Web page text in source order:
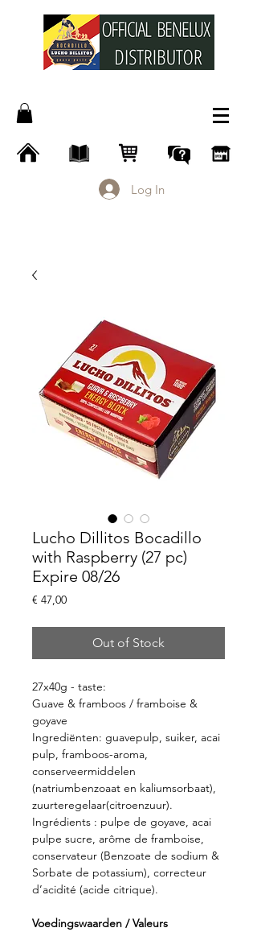
Log In
Lucho Dillitos Bocadillo
with Raspberry (27 pc)
Expire 08/26
€ 47,00Price
Out of Stock
27x40g - taste:
Guave & framboos / framboise &
goyave
Ingrediënten: guavepulp, suiker, acai
pulp, framboos-aroma,
conserveermiddelen
(natriumbenzoaat en kaliumsorbaat),
zuurteregelaar(citroenzuur).
Ingrédients : pulpe de goyave, acai
pulpe sucre, arôme de framboise,
conservateur (Benzoate de sodium &
Sorbate de potassium), correcteur
d’acidité (acide citrique).
Voedingswaarden / Valeurs